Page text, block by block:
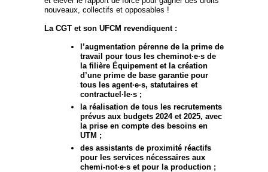
nouveaux, collectifs et opposables !
La CGT et son UFCM revendiquent :
l’augmentation pérenne de la prime de
travail pour tous les cheminot·e·s de
la filière Équipement et la création
d’une prime de base garantie pour
tous les agent·e·s, statutaires et
contractuel·le·s ;
la réalisation de tous les recrutements
prévus aux budgets 2024 et 2025, avec
la prise en compte des besoins en
UTM ;
des assistants de proximité réactifs
pour les services nécessaires aux
chemi-not·e·s et pour la production ;